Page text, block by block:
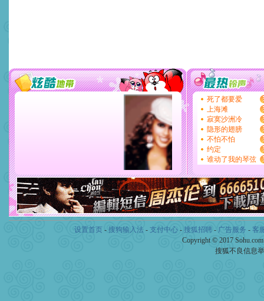
设置首页 - 搜狗输入法 - 支付中心- 搜狐招聘- 广告服务 - 客
Copyright © 2017
搜狐不良信息